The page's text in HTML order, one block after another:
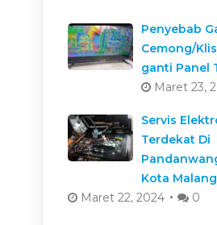
Penyebab
Cemong/
ganti Panel
Maret 23,
Servis
Terdekat Di
Kota Malang
Maret 22, 2024
0